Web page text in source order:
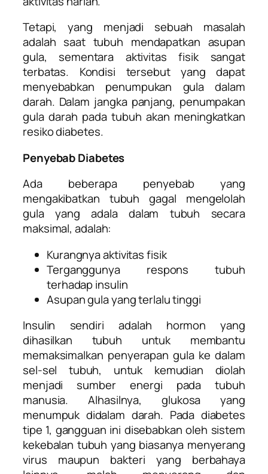
Tetapi, yang menjadi sebuah masalah
adalah saat tubuh mendapatkan asupan
gula, sementara aktivitas fisik sangat
terbatas. Kondisi tersebut yang dapat
menyebabkan penumpukan gula dalam
darah. Dalam jangka panjang, penumpakan
gula darah pada tubuh akan meningkatkan
resiko diabetes.
Penyebab Diabetes
Ada beberapa penyebab yang
mengakibatkan tubuh gagal mengelolah
gula yang adala dalam tubuh secara
maksimal, adalah:
Kurangnya aktivitas fisik
Terganggunya respons tubuh
terhadap insulin
Asupan gula yang terlalu tinggi
Insulin sendiri adalah hormon yang
dihasilkan tubuh untuk membantu
memaksimalkan penyerapan gula ke dalam
sel-sel tubuh, untuk kemudian diolah
menjadi sumber energi pada tubuh
manusia.Alhasilnya, glukosa yang
menumpuk didalam darah. Pada diabetes
tipe 1, gangguan ini disebabkan oleh sistem
kekebalan tubuh yang biasanya menyerang
virus maupun bakteri yang berbahaya